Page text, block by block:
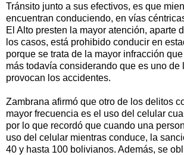
Tránsito junto a sus efectivos, es que
encuentran conduciendo, en vías
El Alto presten la mayor atención, aparte
los casos, está prohibido conducir en
porque se trata de la mayor infracción
más todavía considerando que es uno de
provocan los accidentes.
Zambrana afirmó que otro de los delitos
mayor frecuencia es el uso del celular
por lo que recordó que cuando una
uso del celular mientras conduce, la
40 y hasta 100 bolivianos. Además, se